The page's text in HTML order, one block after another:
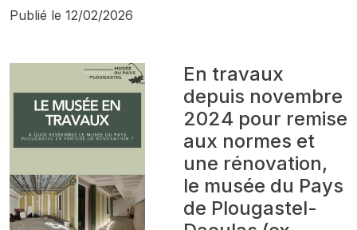
Publié le 12/02/2026
En travaux
depuis novembre
2024 pour remise
aux normes et
une rénovation,
le musée du Pays
de Plougastel-